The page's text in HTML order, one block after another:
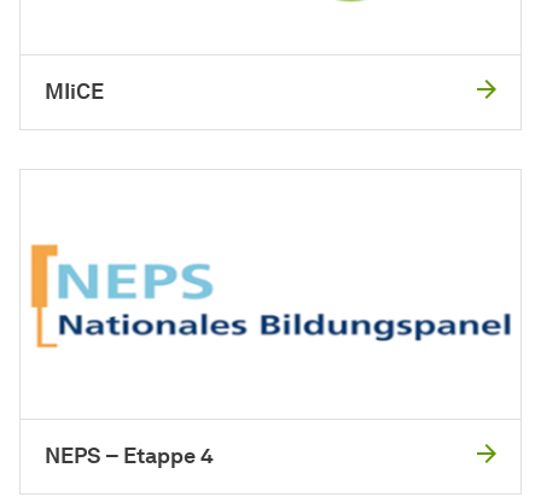
MIiCE
NEPS – Etappe 4